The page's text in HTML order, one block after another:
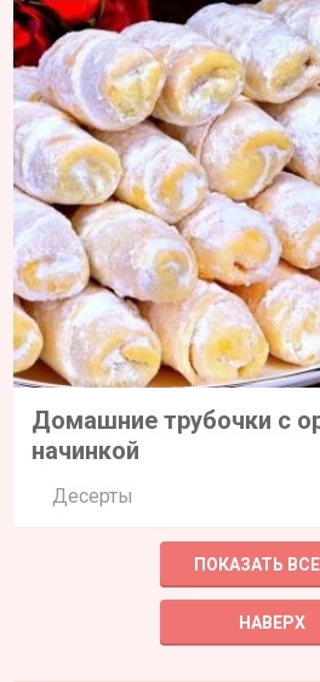
Домашние трубочки с
начинкой
Десерты
ПОКАЗАТЬ
НАВЕРХ